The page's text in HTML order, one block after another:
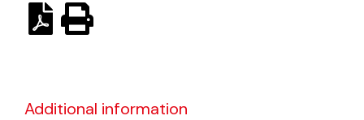
Ventilation
The incorporation of Novovent into the group
Additional information